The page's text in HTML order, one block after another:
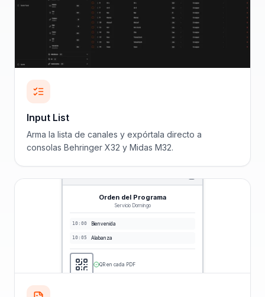
Input List
Arma la lista de canales y expórtala directo a
consolas Behringer X32 y Midas M32.
Orden del Programa
Servicio Domingo
10:00 Bienvenida
10:05 Alabanza
QR en cada PDF